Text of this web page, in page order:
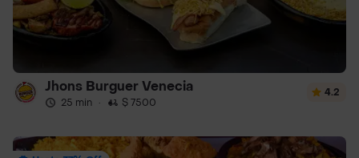
Jhons Burguer Venecia
25 min · $ 7500
4.2